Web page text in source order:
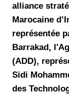
alliance
Marocaine
représentée
Barrakad,
(ADD),
Sidi
des